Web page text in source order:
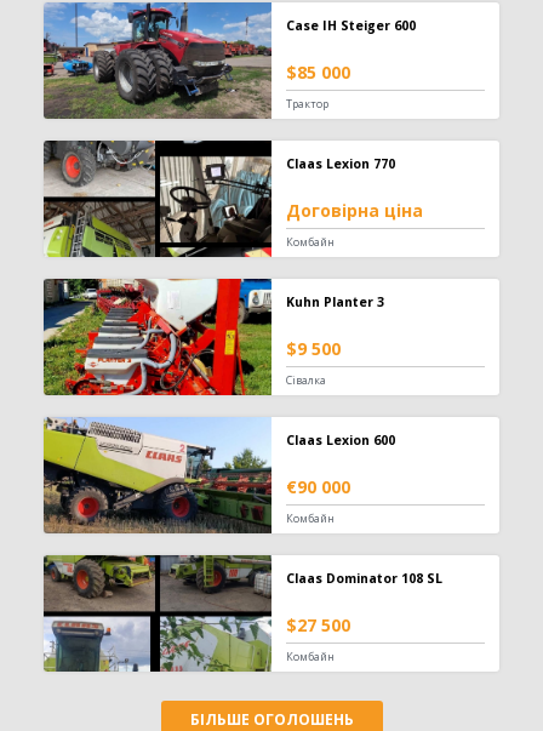
Case IH Steiger 600
$85 000
Трактор
Claas Lexion 770
Договірна ціна
Комбайн
Kuhn Planter 3
$9 500
Сівалка
Claas Lexion 600
€90 000
Комбайн
Claas Dominator 108 SL
$27 500
Комбайн
БІЛЬШЕ ОГОЛОШЕНЬ